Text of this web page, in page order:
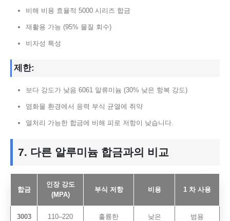
비해 비용 효율적 5000 시리즈 합금
재활용 가능 (95% 물질 회수)
비자성 특성
제한:
보다 강도가 낮음 6061 알류미늄 (30% 낮은 항복 강도)
염화물 환경에서 응력 부식 균열에 취약
열처리 가능한 합금에 비해 피로 저항이 낮습니다.
7. 다른 알루미늄 합금과의 비교
합금
인장 강도
(MPA)
부식 저항 비용 1 차 사용
3003 110–220 훌륭한 낮은 범용